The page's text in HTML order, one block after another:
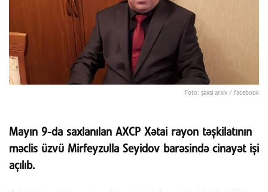
Foto: şəxsi arxiv / facebook
Mayın 9-da saxlanılan AXCP Xətai rayon təşkilatının
məclis üzvü Mirfeyzulla Seyidov barəsində cinayət işi
açılıb.